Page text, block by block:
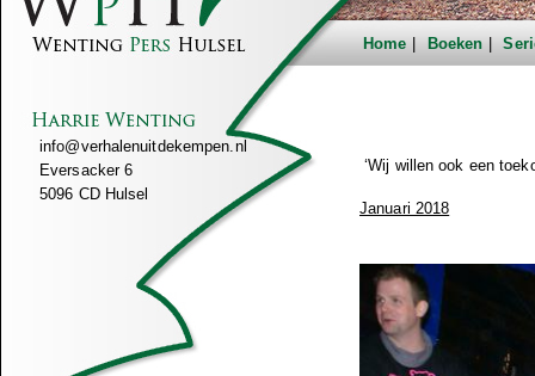
Home Boeken
info@verhalenuitdekempen.nl
Eversacker 6
5096 CD Hulsel
‘Wij willen ook een
Januari 2018